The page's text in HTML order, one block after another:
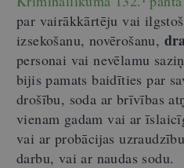
par vairākkārtēju vai
izsekošanu, novērošanu,
personai vai nevēlamu
bijis pamats baidīties par
drošību, soda ar brīvības
vienam gadam vai ar
vai ar probācijas
darbu, vai ar naudas sodu.